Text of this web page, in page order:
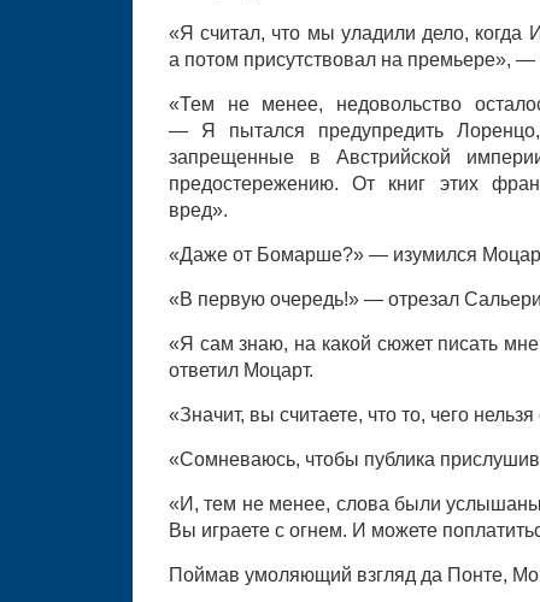
«Я считал, что мы уладили дело, когда
а потом присутствовал на премьере»,
«Тем не менее, недовольство
— Я пытался предупредить Лоренцо,
запрещенные в Австрийской
предостережению. От книг этих
вред».
«Даже от Бомарше?» — изумился
«В первую очередь!» — отрезал
«Я сам знаю, на какой сюжет писать
ответил Моцарт.
«Значит, вы считаете, что то, чего
«Сомневаюсь, чтобы публика
«И, тем не менее, слова были
Вы играете с огнем. И можете
Поймав умоляющий взгляд да Понте,